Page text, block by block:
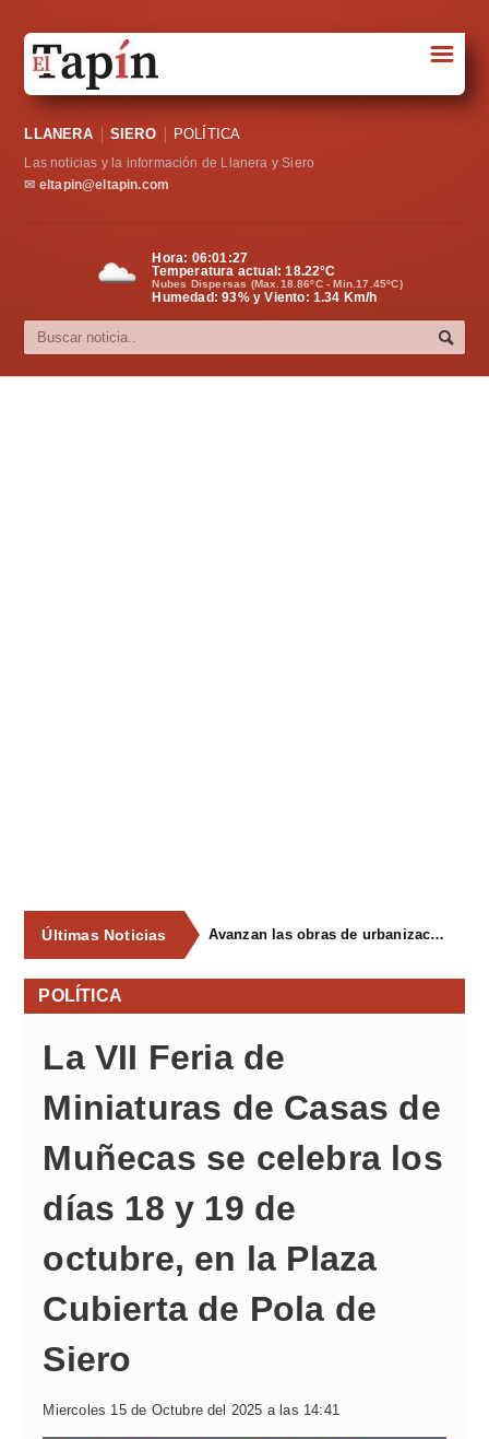
Sociedad
Política
Cultura
☰
LLANERA SIERO POLÍTICA
Las noticias y la información de Llanera y Siero
✉ eltapin@eltapin.com
Hora: 06:01:27
Temperatura actual:18.22°C
Nubes Dispersas (Max.18.86ºC - Min.17.45ºC)
Humedad: 93% y Viento: 1.34 Km/h
Últimas Noticias Avanzan las obras de urbanización del parque de La Reconquista, en los terrenos del antiguo matadero de Pola de Siero
POLÍTICA
La VII Feria de
Miniaturas de Casas de
Muñecas se celebra los
días 18 y 19 de
octubre, en la Plaza
Cubierta de Pola de
Siero
Miercoles 15 de Octubre del 2025 a las 14:41